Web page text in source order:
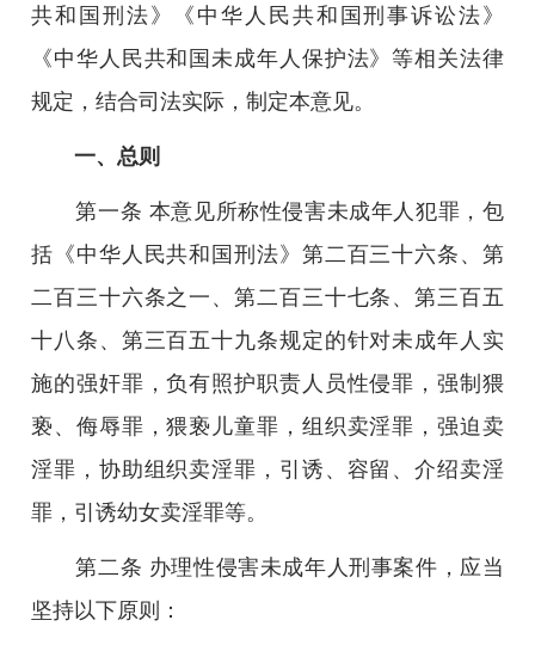
共和国刑法》《中华人民共和国刑事诉讼法》
《中华人民共和国未成年人保护法》等相关法律
规定，结合司法实际，制定本意见。
一、总则
第一条 本意见所称性侵害未成年人犯罪，包
括《中华人民共和国刑法》第二百三十六条、第
二百三十六条之一、第二百三十七条、第三百五
十八条、第三百五十九条规定的针对未成年人实
施的强奸罪，负有照护职责人员性侵罪，强制猥
亵、侮辱罪，猥亵儿童罪，组织卖淫罪，强迫卖
淫罪，协助组织卖淫罪，引诱、容留、介绍卖淫
罪，引诱幼女卖淫罪等。
第二条 办理性侵害未成年人刑事案件，应当
坚持以下原则：